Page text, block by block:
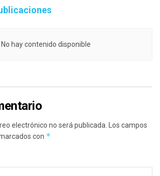
No hay contenido disponible
electrónico no será publicada. Los campos
con *